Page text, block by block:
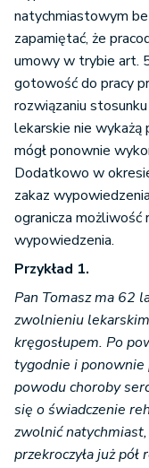
natychmiastowym
zapamiętać, że
umowy w trybie art.
gotowość do pracy
rozwiązaniu
lekarskie nie
mógł ponownie
Dodatkowo w
zakaz
ogranicza
wypowiedzenia.
Przykład 1.
Pan Tomasz ma 62
zwolnieniu
kręgosłupem. Po
tygodnie i ponownie
powodu choroby
się o świadczenie
zwolnić
przekroczyła już pół